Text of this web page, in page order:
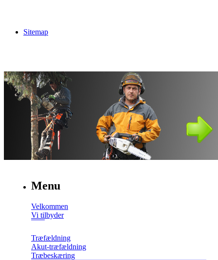
Sitemap
Menu
Velkommen
Vi tilbyder
Træfældning
Akut-træfældning
Træbeskæring